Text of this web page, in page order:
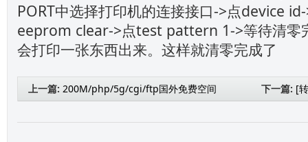
PORT中选择打印机的连接接口->点device
eeprom clear->点test pattern 1->等待清零
会打印一张东西出来。这样就清零完成了
上一篇: 200M/php/5g/cgi/ftp国外免费空间 下一篇: [